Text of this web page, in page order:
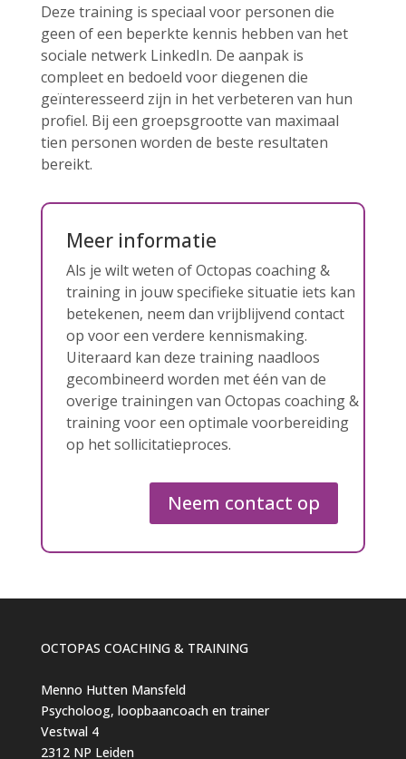
Deze training is speciaal voor personen die
geen of een beperkte kennis hebben van het
sociale netwerk LinkedIn. De aanpak is
compleet en bedoeld voor diegenen die
geïnteresseerd zijn in het verbeteren van hun
profiel. Bij een groepsgrootte van maximaal
tien personen worden de beste resultaten
bereikt.
Meer informatie
Als je wilt weten of Octopas coaching &
training in jouw specifieke situatie iets kan
betekenen, neem dan vrijblijvend contact
op voor een verdere kennismaking.
Uiteraard kan deze training naadloos
gecombineerd worden met één van de
overige trainingen van Octopas coaching &
training voor een optimale voorbereiding
op het sollicitatieproces.
Neem contact op
OCTOPAS COACHING & TRAINING
Menno Hutten Mansfeld
Psycholoog, loopbaancoach en trainer
Vestwal 4
2312 NP Leiden